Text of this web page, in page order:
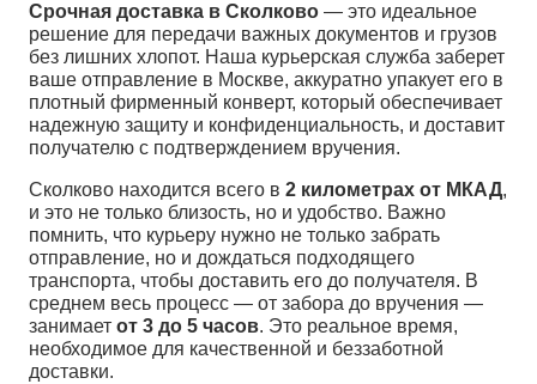
Срочная доставка в Сколково — это идеальное
решение для передачи важных документов и грузов
без лишних хлопот. Наша курьерская служба заберет
ваше отправление в Москве, аккуратно упакует его в
плотный фирменный конверт, который обеспечивает
надежную защиту и конфиденциальность, и доставит
получателю с подтверждением вручения.
Сколково находится всего в 2 километрах от МКАД,
и это не только близость, но и удобство. Важно
помнить, что курьеру нужно не только забрать
отправление, но и дождаться подходящего
транспорта, чтобы доставить его до получателя. В
среднем весь процесс — от забора до вручения —
занимает от 3 до 5 часов. Это реальное время,
необходимое для качественной и беззаботной
доставки.